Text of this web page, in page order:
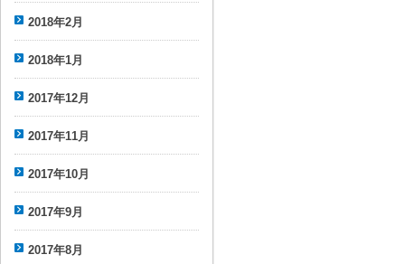
2018年2月
2018年1月
2017年12月
2017年11月
2017年10月
2017年9月
2017年8月